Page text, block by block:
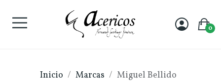
0
Inicio Marcas Miguel Bellido